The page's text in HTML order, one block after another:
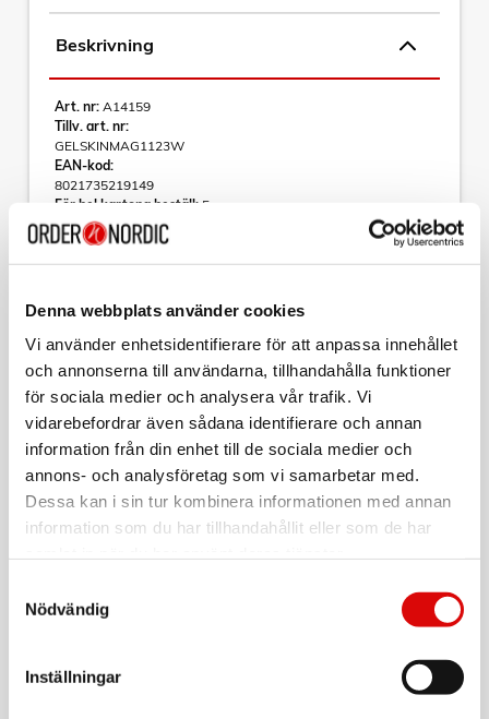
Denna webbplats använder cookies
Vi använder enhetsidentifierare för att anpassa innehållet
och annonserna till användarna, tillhandahålla funktioner
för sociala medier och analysera vår trafik. Vi
vidarebefordrar även sådana identifierare och annan
information från din enhet till de sociala medier och
annons- och analysföretag som vi samarbetar med.
Dessa kan i sin tur kombinera informationen med annan
information som du har tillhandahållit eller som de har
Nödvändig
Inställningar
Beskrivning
Art. nr: A14159
Tillv. art. nr:
GELSKINMAG1123W
EAN-kod:
8021735219149
För hel kartong beställ: 5
GELSKINMAG - Transparent TPU-skal för magnetisk
trådlös laddare
Enkel och funktionell magnetisk trådlös laddning
GELSKINMAG är ett genomskinligt mobilskal med en cirkulär
magnetmodul kompatibel med den trådlösa magnetiska
laddningstekniken MagSafe.
De inbyggda magneterna passar perfekt smarttelefonens
magnet, vilket möjliggör en perfekt och säker vidhäftning av
fodralet till laddaren och enheten.
Fodralet är tillverkat av TPU och PC och det är helt
transparent, med en lite kraftigare design för att undvika
Vilket ger en hård baskida och mjuka kanter.
Läs mer
Sortera
Varumärke
Rek: 199,00 kr